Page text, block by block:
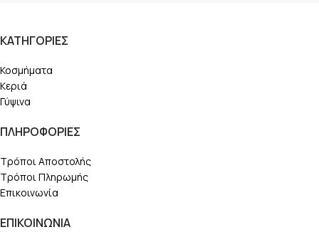
ΚΑΤΗΓΟΡΙΕΣ
Κοσμήματα
Κεριά
Γύψινα
ΠΛΗΡΟΦΟΡΙΕΣ
Τρόποι Αποστολής
Τρόποι Πληρωμής
Επικοινωνία
ΕΠΙΚΟΙΝΩΝΙΑ